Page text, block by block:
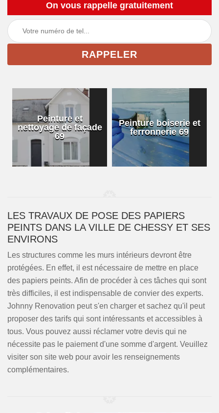
On vous rappelle gratuitement
Peinture et
nettoyage de façade
69
Peinture boiserie et
ferronnerie 69
LES TRAVAUX DE POSE DES PAPIERS
PEINTS DANS LA VILLE DE CHESSY ET SES
ENVIRONS
Les structures comme les murs intérieurs devront être
protégées. En effet, il est nécessaire de mettre en place
des papiers peints. Afin de procéder à ces tâches qui sont
très difficiles, il est indispensable de convier des experts.
Johnny Renovation peut s'en charger et sachez qu'il peut
proposer des tarifs qui sont intéressants et accessibles à
tous. Vous pouvez aussi réclamer votre devis qui ne
nécessite pas le paiement d'une somme d'argent. Veuillez
visiter son site web pour avoir les renseignements
complémentaires.